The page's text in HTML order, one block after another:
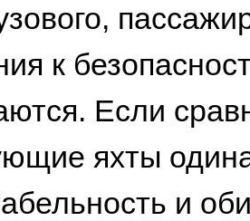
к
Если
яхты
и